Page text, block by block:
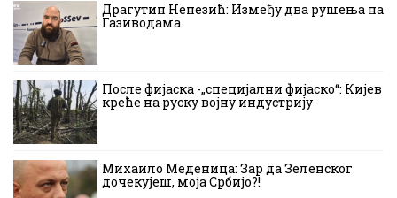
Драгутин Ненезић: Између два рушења на
Газиводама
После фијаска -„специјални фијаско“: Кијев
креће на руску војну индустрију
Михаило Меденица: Зар да Зеленског
дочекујеш, моја Србијо?!